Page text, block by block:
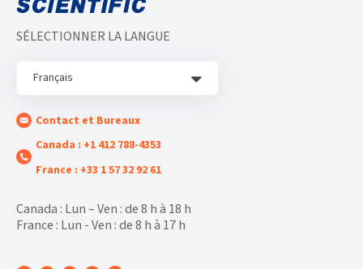
SÉLECTIONNER LA LANGUE
Français
Contact et Bureaux
Canada : +1 412 788-4353
France : +33 1 57 32 92 61
Canada : Lun – Ven : de 8 h à 18 h
France : Lun - Ven : de 8 h à 17 h